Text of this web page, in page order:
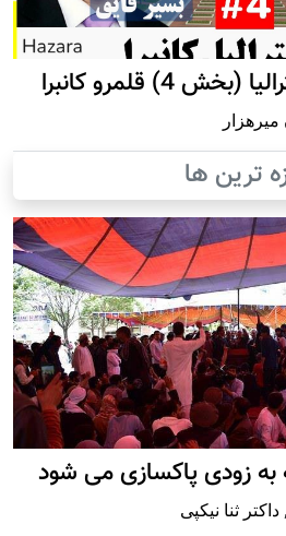
قلمرو کانبرا
ترین ها
زودی پاکسازی می شود
, داکتر ثنا نیکپی